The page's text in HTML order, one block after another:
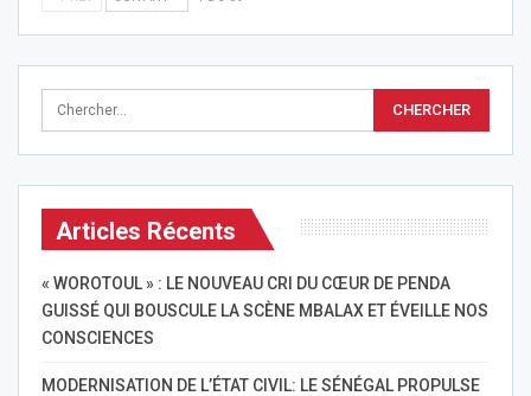
Articles Récents
« WOROTOUL » : LE NOUVEAU CRI DU CŒUR DE PENDA
GUISSÉ QUI BOUSCULE LA SCÈNE MBALAX ET ÉVEILLE NOS
CONSCIENCES
MODERNISATION DE L’ÉTAT CIVIL: LE SÉNÉGAL PROPULSE